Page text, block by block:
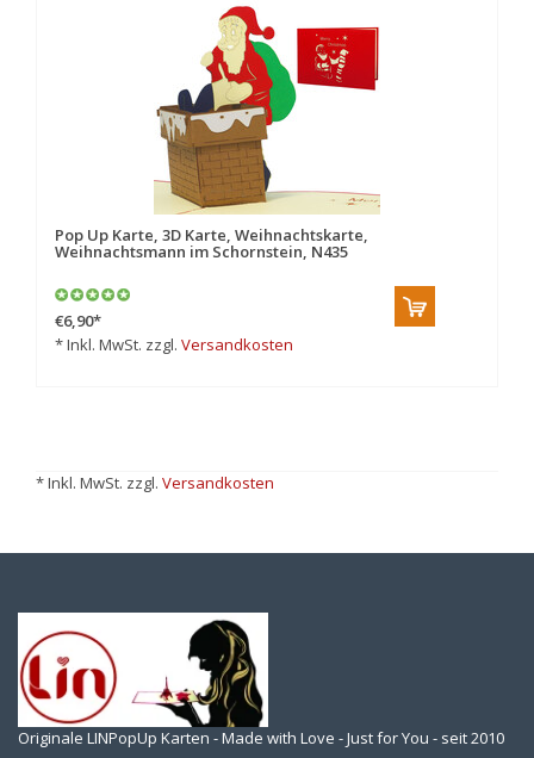
Pop Up Karte, 3D Karte, Weihnachtskarte,
Weihnachtsmann im Schornstein, N435
€6,90*
* Inkl. MwSt. zzgl. Versandkosten
* Inkl. MwSt. zzgl. Versandkosten
Originale LINPopUp Karten - Made with Love - Just for You - seit 2010